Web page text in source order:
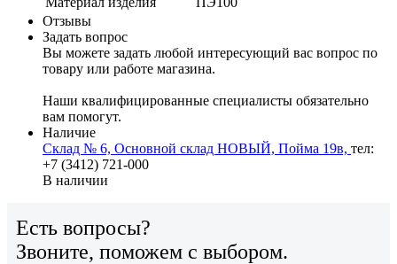
Отзывы
Задать вопрос
Вы можете задать любой интересующий вас вопрос по
товару или работе магазина.
Наши квалифицированные специалисты обязательно
вам помогут.
Наличие
Склад № 6, Основной склад НОВЫЙ, Пойма 19в, тел:
+7 (3412) 721-000
В наличии
Есть вопросы?
Звоните, поможем с выбором.